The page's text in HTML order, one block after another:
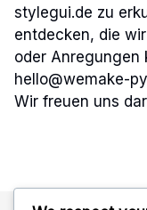
stylegui.de zu
entdecken, die
oder Anregungen
hello@wemake-
Wir freuen uns